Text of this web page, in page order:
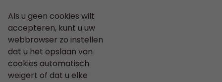
Als u geen cookies wilt
accepteren, kunt u uw
webbrowser zo instellen
dat u het opslaan van
cookies automatisch
weigert of dat u elke